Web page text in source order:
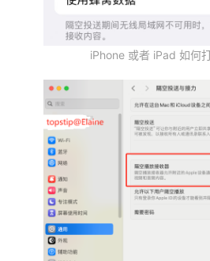
iPhone 或者 iPad 如何